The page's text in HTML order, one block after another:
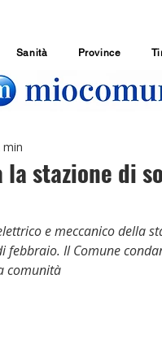
Sanità Province
la stazione di
min
e meccanico della
Il Comune
comunità